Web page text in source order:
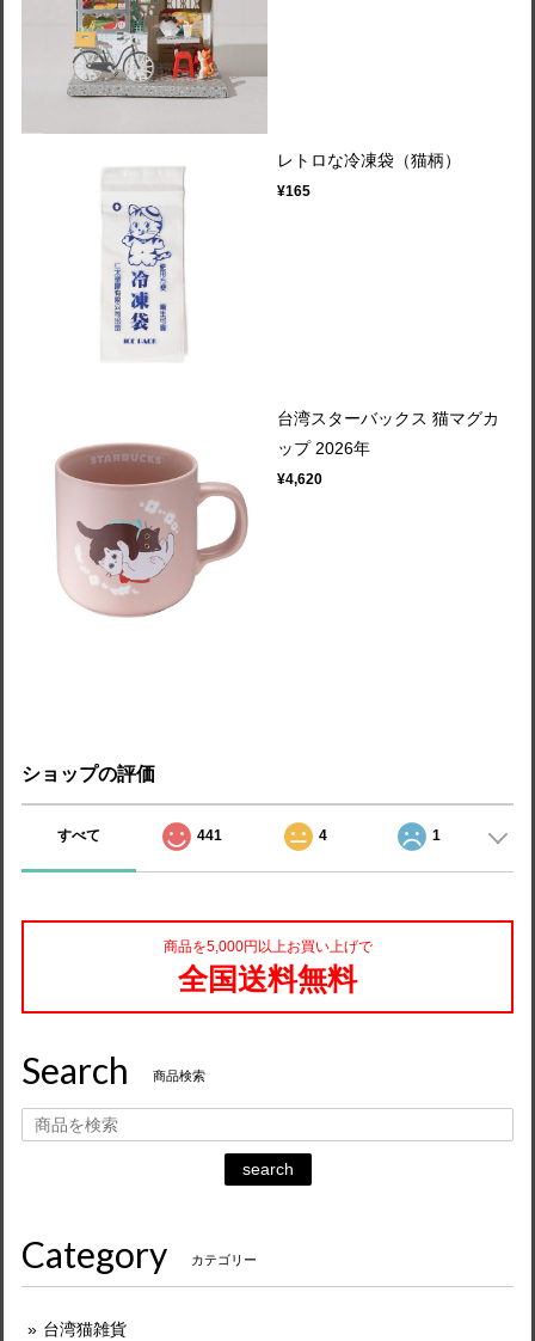
レトロな冷凍袋（猫柄）
¥165
台湾スターバックス 猫マグカ
ップ 2026年
¥4,620
ショップの評価
すべて 441 4 1
商品を5,000円以上お買い上げで
全国送料無料
Search 商品検索
search
Category カテゴリー
台湾猫雑貨